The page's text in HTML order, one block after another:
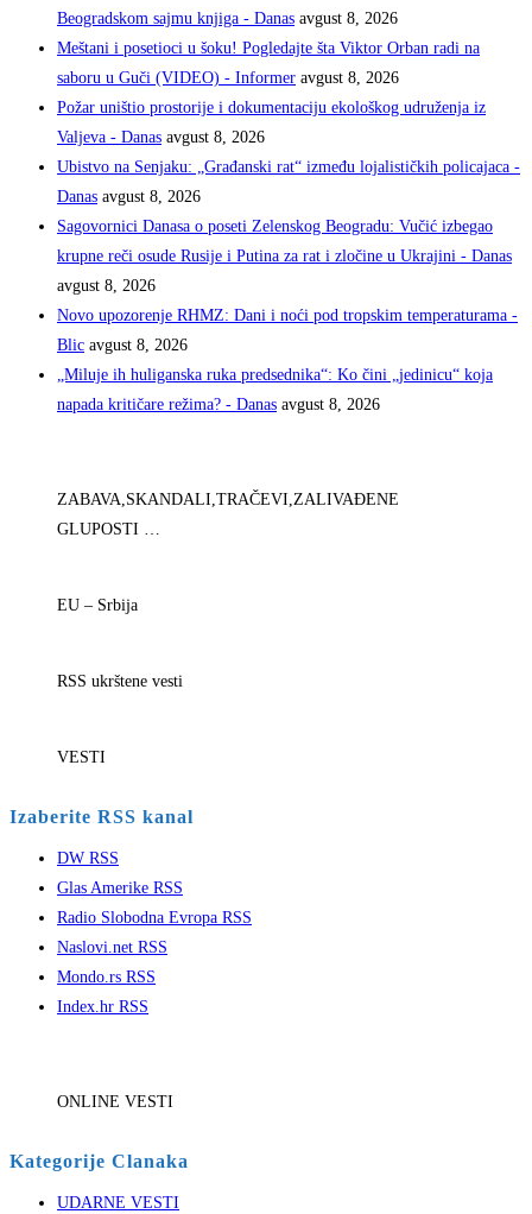
Beogradskom sajmu knjiga - Danas avgust 8, 2026
Meštani i posetioci u šoku! Pogledajte šta Viktor Orban radi na
saboru u Guči (VIDEO) - Informer avgust 8, 2026
Požar uništio prostorije i dokumentaciju ekološkog udruženja iz
Valjeva - Danas avgust 8, 2026
Ubistvo na Senjaku: „Građanski rat“ između lojalističkih policajaca -
Danas avgust 8, 2026
Sagovornici Danasa o poseti Zelenskog Beogradu: Vučić izbegao
krupne reči osude Rusije i Putina za rat i zločine u Ukrajini - Danas
avgust 8, 2026
Novo upozorenje RHMZ: Dani i noći pod tropskim temperaturama -
Blic avgust 8, 2026
„Miluje ih huliganska ruka predsednika“: Ko čini „jedinicu“ koja
napada kritičare režima? - Danas avgust 8, 2026
ZABAVA,SKANDALI,TRAČEVI,ZALIVAĐENE
GLUPOSTI …
EU – Srbija
RSS ukrštene vesti
VESTI
Izaberite RSS kanal
DW RSS
Glas Amerike RSS
Radio Slobodna Evropa RSS
Naslovi.net RSS
Mondo.rs RSS
Index.hr RSS
ONLINE VESTI
Kategorije Clanaka
UDARNE VESTI